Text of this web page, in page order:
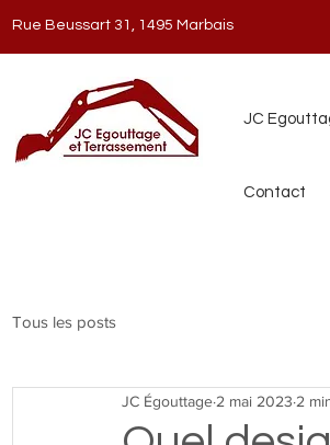
Rue Beussart 31, 1495 Marbais
JC
Contact
Tous les posts
JC Égouttage 2 mai 2023 2